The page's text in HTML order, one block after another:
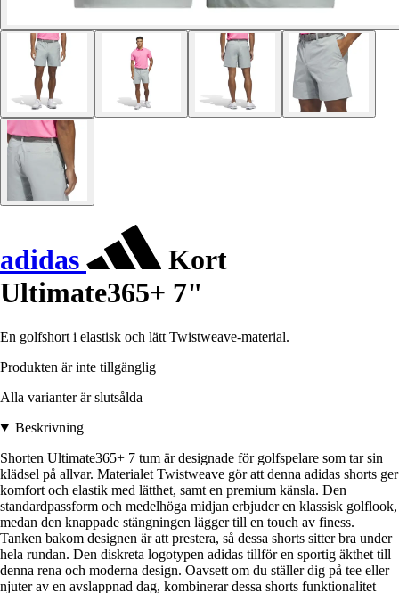
adidas
Kort
Ultimate365+ 7"
En golfshort i elastisk och lätt Twistweave-material.
Produkten är inte tillgänglig
Alla varianter är slutsålda
Beskrivning
Shorten Ultimate365+ 7 tum är designade för golfspelare som tar sin
klädsel på allvar. Materialet Twistweave gör att denna adidas shorts ger
komfort och elastik med lätthet, samt en premium känsla. Den
standardpassform och medelhöga midjan erbjuder en klassisk golflook,
medan den knappade stängningen lägger till en touch av finess.
Tanken bakom designen är att prestera, så dessa shorts sitter bra under
hela rundan. Den diskreta logotypen adidas tillför en sportig äkthet till
denna rena och moderna design. Oavsett om du ställer dig på tee eller
njuter av en avslappnad dag, kombinerar dessa shorts funktionalitet